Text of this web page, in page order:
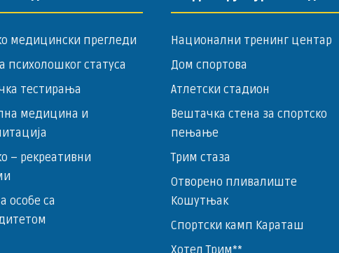
медицински прегледи
психолошког статуса
тестирања
медицина и
– ­рекреативни
особе са
Национални тренинг центар
Дом спортова
Атлетски стадион
Вештачка стена за спортско
пењање
Трим стаза
Отворено пливалиште
Кошутњак
Спортски камп Караташ